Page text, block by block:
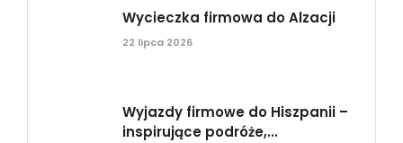
Wycieczka firmowa do Alzacji
22 lipca 2026
Wyjazdy firmowe do Hiszpanii –
inspirujące podróże,...